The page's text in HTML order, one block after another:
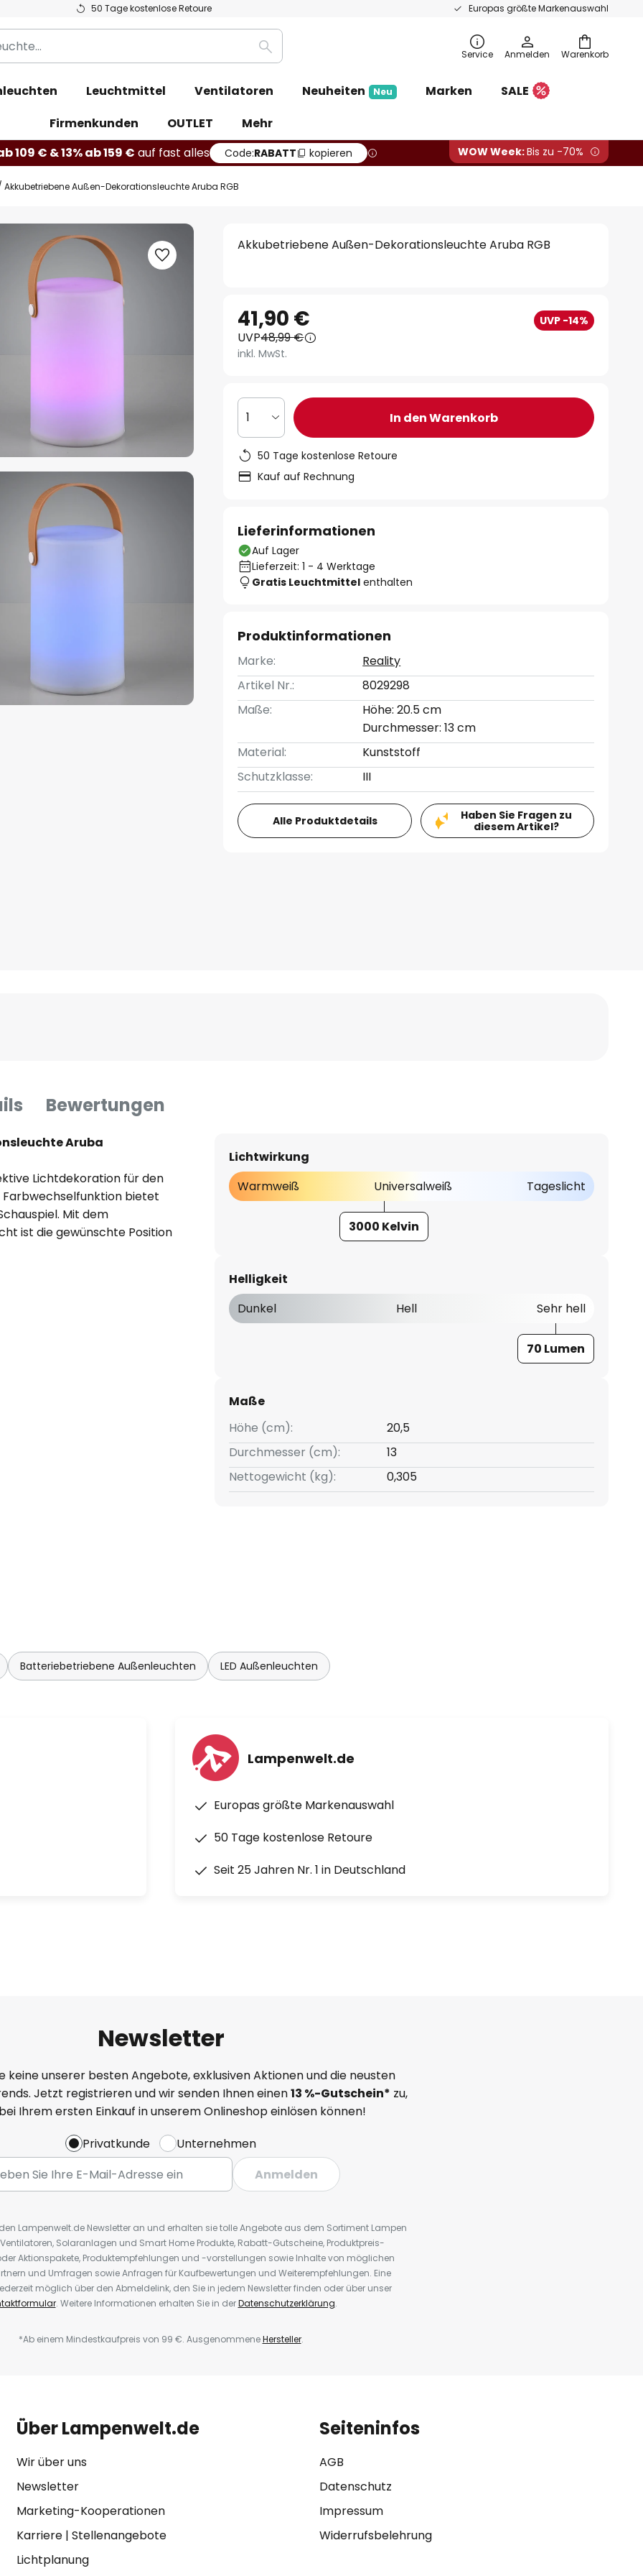
50 Tage kostenlose Retoure Europas größte Markenauswahl
Warenkorb
Suche Service Anmelden
Leuchtmittel Ventilatoren Neuheiten Neu Marken
SALE
Firmenkunden
OUTLET
Mehr
109 € & 13% ab 159 € auf fast alles Code:RABATT kopieren WOW Week:Bis zu -70%
Akkubetriebene Außen-Dekorationsleuchte Aruba RGB
Akkubetriebene Außen-Dekorationsleuchte Aruba RGB
41,90 € UVP -14%
UVP48,99 €
inkl. MwSt.
1 In den Warenkorb
50 Tage kostenlose Retoure
Kauf auf Rechnung
Lieferinformationen
Auf Lager
Lieferzeit: 1 - 4 Werktage
Gratis Leuchtmittel enthalten
Produktinformationen
Marke:
Reality
Artikel Nr.:
8029298
Maße:
Höhe: 20.5 cm
Durchmesser: 13 cm
Material:
Kunststoff
Schutzklasse:
III
Alle Produktdetails
Haben Sie Fragen zu
diesem Artikel?
Bewertungen
Aruba
Lichtdekoration für den
bietet
Mit dem
ist die gewünschte Position
Lichtwirkung
Warmweiß
Universalweiß Tageslicht
3000 Kelvin
Helligkeit
Dunkel
Hell Sehr hell
70 Lumen
Maße
Höhe (cm):
20,5
Durchmesser (cm):
13
Nettogewicht (kg):
0,305
Batteriebetriebene Außenleuchten LED Außenleuchten
Lampenwelt.de
Europas größte Markenauswahl
50 Tage kostenlose Retoure
Seit 25 Jahren Nr. 1 in Deutschland
Newsletter
keine unserer besten Angebote, exklusiven Aktionen und die neusten
Jetzt registrieren und wir senden Ihnen einen13 %-Gutschein* zu,
Ihrem ersten Einkauf in unserem Onlineshop einlösen können!
Privatkunde
Unternehmen
Anmelden
Lampenwelt.de Newsletter an und erhalten sie tolle Angebote aus dem Sortiment Lampen
Solaranlagen und Smart Home Produkte, Rabatt-Gutscheine, Produktpreis-
Aktionspakete, Produktempfehlungen und -vorstellungen sowie Inhalte von möglichen
und Umfragen sowie Anfragen für Kaufbewertungen und Weiterempfehlungen. Eine
möglich über den Abmeldelink, den Sie in jedem Newsletter finden oder über unser
. Weitere Informationen erhalten Sie in derDatenschutzerklärung.
*Ab einem Mindestkaufpreis von 99 €. AusgenommeneHersteller.
Über Lampenwelt.de
Wir über uns
Newsletter
Marketing-Kooperationen
Karriere| Stellenangebote
Lichtplanung
Seiteninfos
AGB
Datenschutz
Impressum
Widerrufsbelehrung